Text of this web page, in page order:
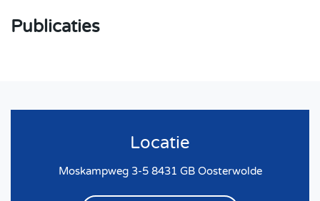
Publicaties
Locatie
Moskampweg 3-5 8431 GB Oosterwolde